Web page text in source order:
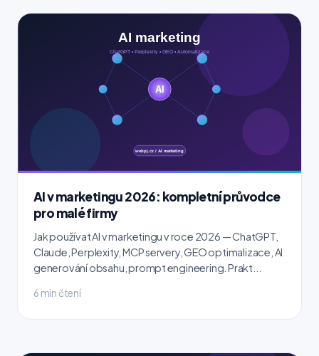
AI v marketingu 2026: kompletní průvodce
pro malé firmy
Jak používat AI v marketingu v roce 2026 — ChatGPT,
Claude, Perplexity, MCP servery, GEO optimalizace, AI
generování obsahu, prompt engineering. Prakt...
6 min čtení